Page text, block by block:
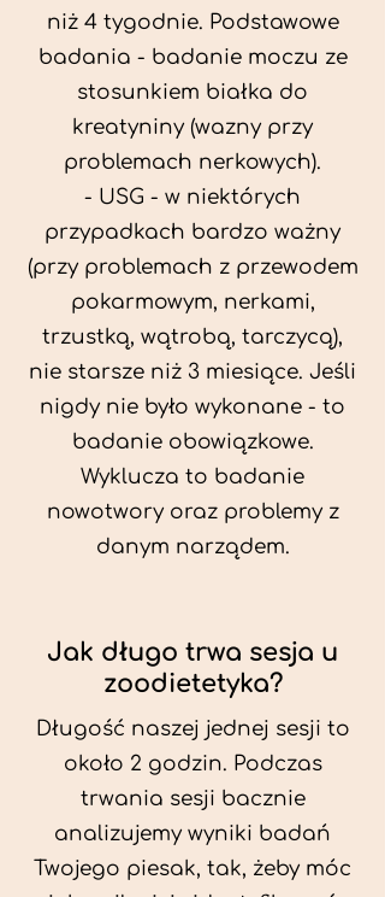
niż 4 tygodnie. Podstawowe
badania - badanie moczu ze
stosunkiem białka do
kreatyniny (wazny przy
problemach nerkowych).
- USG - w niektórych
przypadkach bardzo ważny
(przy problemach z przewodem
pokarmowym, nerkami,
trzustką, wątrobą, tarczycą),
nie starsze niż 3 miesiące. Jeśli
nigdy nie było wykonane - to
badanie obowiązkowe.
Wyklucza to badanie
nowotwory oraz problemy z
danym narządem.
Jak długo trwa sesja u
zoodietetyka?
Długość naszej jednej sesji to
około 2 godzin. Podczas
trwania sesji bacznie
analizujemy wyniki badań
Twojego piesak, tak, żeby móc